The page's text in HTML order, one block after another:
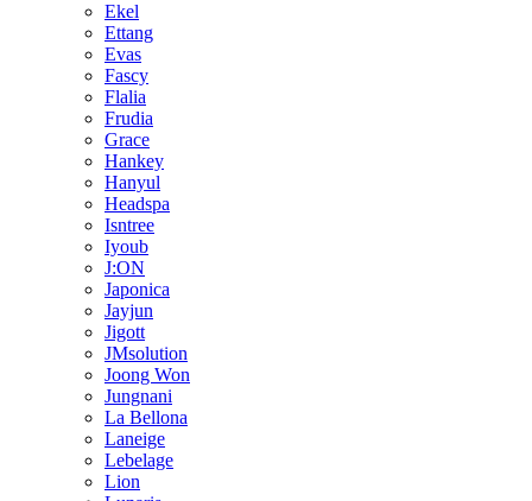
Ekel
Ettang
Evas
Fascy
Flalia
Frudia
Grace
Hankey
Hanyul
Headspa
Isntree
Iyoub
J:ON
Japonica
Jayjun
Jigott
JMsolution
Joong Won
Jungnani
La Bellona
Laneige
Lebelage
Lion